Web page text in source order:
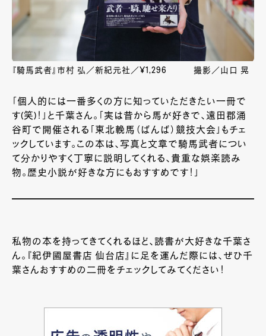
『騎馬武者』市村 弘／新紀元社／¥1,296 撮影／山口 晃
「個人的には一番多くの方に知っていただきたい一冊で
す(笑)！」と千葉さん。「実は昔から馬が好きで、遠田郡涌
谷町で開催される「東北輓馬（ばんば）競技大会」もチェ
ックしています。この本は、写真と文章で騎馬武者につい
て分かりやすく丁寧に説明してくれる、貴重な娯楽読み
物。歴史小説が好きな方にもおすすめです！」
私物の本を持ってきてくれるほど、読書が大好きな千葉さ
ん。『紀伊國屋書店 仙台店』に足を運んだ際には、ぜひ千
葉さんおすすめの二冊をチェックしてみてください！